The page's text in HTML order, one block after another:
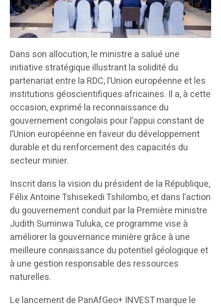
Dans son allocution, le ministre a salué une
initiative stratégique illustrant la solidité du
partenariat entre la RDC, l’Union européenne et les
institutions géoscientifiques africaines. Il a, à cette
occasion, exprimé la reconnaissance du
gouvernement congolais pour l’appui constant de
l’Union européenne en faveur du développement
durable et du renforcement des capacités du
secteur minier.
Inscrit dans la vision du président de la République,
Félix Antoine Tshisekedi Tshilombo, et dans l’action
du gouvernement conduit par la Première ministre
Judith Suminwa Tuluka, ce programme vise à
améliorer la gouvernance minière grâce à une
meilleure connaissance du potentiel géologique et
à une gestion responsable des ressources
naturelles.
Le lancement de PanAfGeo+ INVEST marque le